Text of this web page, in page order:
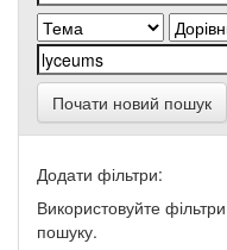
Почати новий пошук
Додати фільтри:
Використовуйте
пошуку.